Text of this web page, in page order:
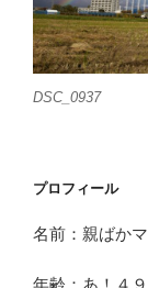
DSC_0937
プロフィール
名前：親ばか